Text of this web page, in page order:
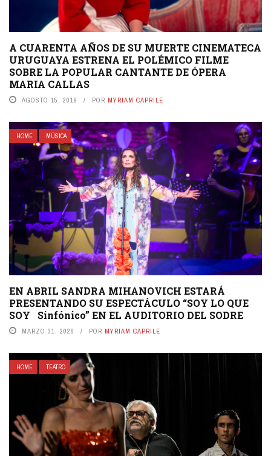
A CUARENTA AÑOS DE SU MUERTE CINEMATECA
URUGUAYA ESTRENA EL POLÉMICO FILME
SOBRE LA POPULAR CANTANTE DE ÓPERA
MARIA CALLAS
AGOSTO 15, 2019 POR MYRIAM CAPRILE
HOME MÚSICA
EN ABRIL SANDRA MIHANOVICH ESTARÁ
PRESENTANDO SU ESPECTÁCULO “SOY LO QUE
SOY Sinfónico” EN EL AUDITORIO DEL SODRE
MARZO 31, 2026 POR MYRIAM CAPRILE
HOME TEATRO